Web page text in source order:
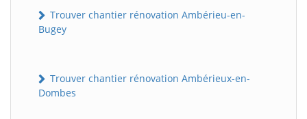
Trouver chantier rénovation Ambérieu-en-
Bugey
Trouver chantier rénovation Ambérieux-en-
Dombes